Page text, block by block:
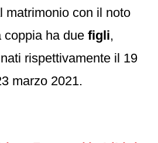
matrimonio con il noto
coppia ha due figli,
rispettivamente il 19
marzo 2021.